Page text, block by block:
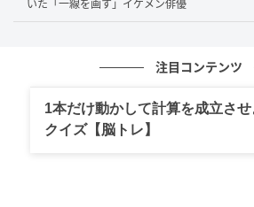
た描写に挑んだのです。NHKとは
とは」「NHK何があった！？」「
いた「一線を画す」イケメン俳優
注目コンテンツ
1本だけ動かして計算を成立さ
クイズ【脳トレ】